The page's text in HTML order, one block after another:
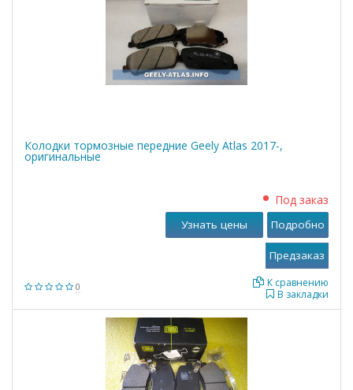
Колодки тормозные передние Geely Atlas 2017-,
оригинальные
0
Под заказ
В закладки
К сравнению
Узнать цены Подробно